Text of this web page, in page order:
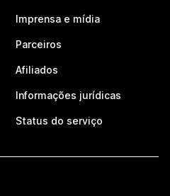
Imprensa e mídia
Parceiros
Afiliados
Informações jurídicas
Status do serviço